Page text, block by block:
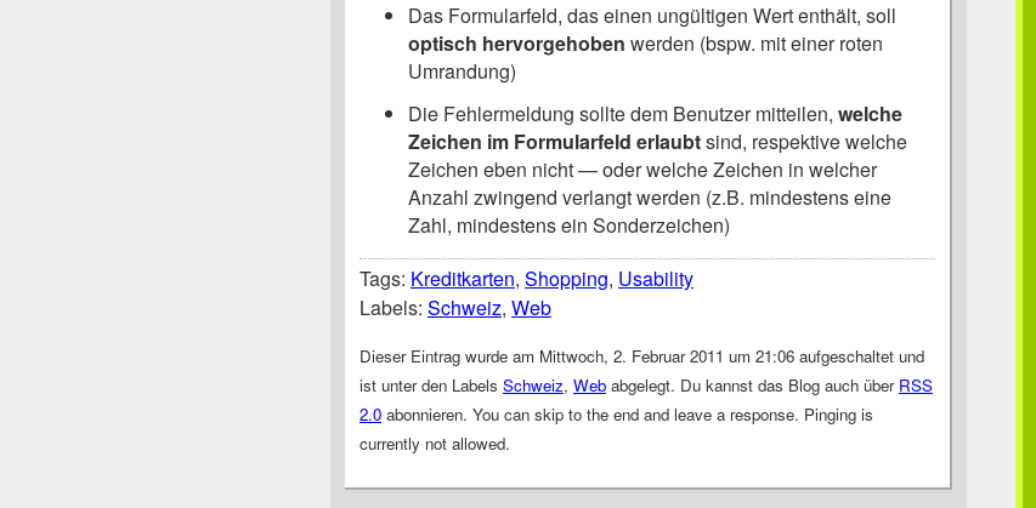
Das Formularfeld, das einen ungültigen Wert enthält, soll
optisch hervorgehoben werden (bspw. mit einer roten
Umrandung)
Die Fehlermeldung sollte dem Benutzer mitteilen, welche
Zeichen im Formularfeld erlaubtsind, respektive welche
Zeichen eben nicht — oder welche Zeichen in welcher
Anzahl zwingend verlangt werden (z.B. mindestens eine
Zahl, mindestens ein Sonderzeichen)
Tags: Kreditkarten, Shopping, Usability
Labels: Schweiz, Web
Dieser Eintrag wurde am Mittwoch, 2. Februar 2011 um 21:06 aufgeschaltet und
ist unter den Labels Schweiz, Web abgelegt. Du kannst das Blog auch über RSS
2.0 abonnieren. You can skip to the end and leave a response. Pinging is
currently not allowed.